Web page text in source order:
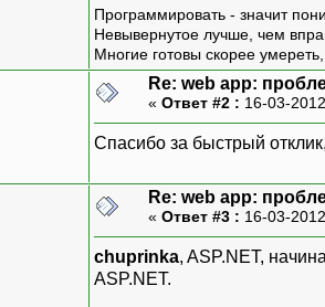
Программировать - значит
Невывернутое лучше, чем
Многие готовы скорее
Re: web app:
« Ответ #2 : 16-03-
Спасибо за быстрый
Re: web app:
« Ответ #3 : 16-03-
chuprinka, ASP.NET,
ASP.NET.